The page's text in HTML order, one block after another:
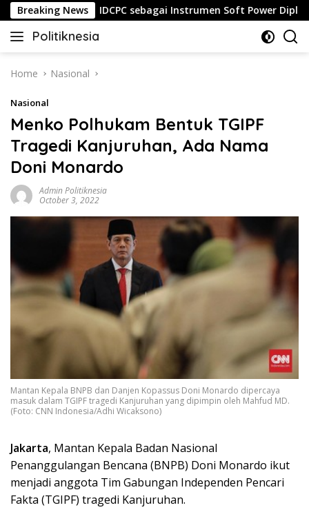
Skip
to
content
Breaking News
Luka IDCPC sebagai Instrumen Soft Power
Politiknesia
Politiknesia.com
Home Nasional
Nasional
Menko Polhukam Bentuk TGIPF
Tragedi Kanjuruhan, Ada Nama
Doni Monardo
Admin Politiknesia
October 3, 2022
Mantan Kepala BNPB dan Danjen Kopassus Doni Monardo dipercaya
masuk dalam TGIPF tragedi Kanjuruhan yang dipimpin oleh Mahfud MD.
(Foto: CNN Indonesia/Adhi Wicaksono)
Jakarta, Mantan Kepala Badan Nasional
Penanggulangan Bencana (BNPB) Doni Monardo ikut
menjadi anggota Tim Gabungan Independen Pencari
Fakta (TGIPF) tragedi Kanjuruhan.